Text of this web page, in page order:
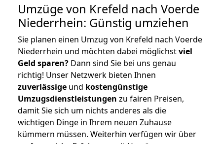
Umzüge von Krefeld nach Voerde
Niederrhein: Günstig umziehen
Sie planen einen Umzug von Krefeld nach Voerde
Niederrhein und möchten dabei möglichstviel
Geld sparen? Dann sind Sie bei uns genau
richtig! Unser Netzwerk bieten Ihnen
zuverlässige und kostengünstige
Umzugsdienstleistungen zu fairen Preisen,
damit Sie sich um nichts anderes als die
wichtigen Dinge in Ihrem neuen Zuhause
kümmern müssen. Weiterhin verfügen wir über